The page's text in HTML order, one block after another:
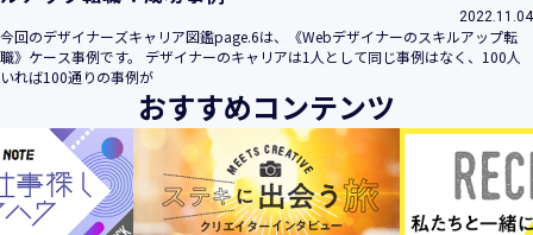
当社サービスにおいて、自ら入力された個人情報を、当社は
取得・収集させていただきます。
・電子メール、郵便、書面、電話等の手段により取得・収集
させていただく方法
当社に対し、電子メール、郵便、書面、電話等の手段によっ
て、ご提供いただいた個人情報を、当社は取得・収集させて
いただきます。
2022.11.04
今回のデザイナーズキャリア図鑑page.6は、《Webデザイナーのスキルアップ転
職》ケース事例です。 デザイナーのキャリアは1人として同じ事例はなく、100人
いれば100通りの事例が
おすすめコンテンツ